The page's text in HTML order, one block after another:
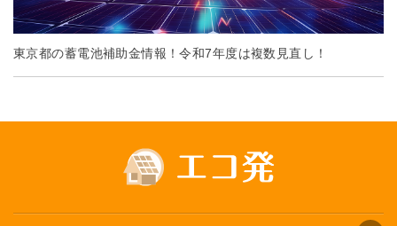
東京都の蓄電池補助金情報！令和7年度は複数見直し！